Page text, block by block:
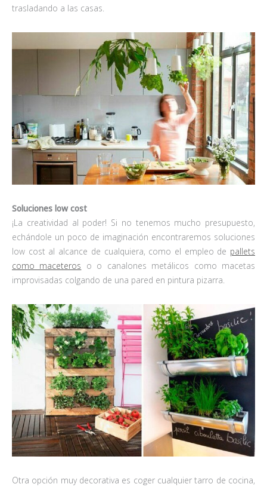
trasladando a las casas.
Soluciones low cost
¡La creatividad al poder! Si no tenemos mucho presupuesto,
echándole un poco de imaginación encontraremos soluciones
low cost al alcance de cualquiera, como el empleo de pallets
como maceteros o o canalones metálicos como macetas
improvisadas colgando de una pared en pintura pizarra.
Otra opción muy decorativa es coger cualquier tarro de cocina,